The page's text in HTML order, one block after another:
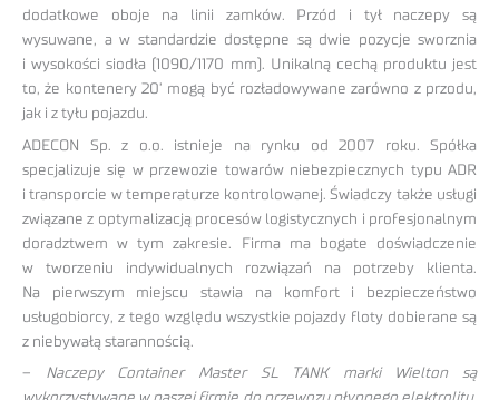
dodatkowe oboje na linii zamków. Przód i tył naczepy są
wysuwane, a w standardzie dostępne są dwie pozycje sworznia
i wysokości siodła (1090/1170 mm). Unikalną cechą produktu jest
to, że kontenery 20’ mogą być rozładowywane zarówno z przodu,
jak i z tyłu pojazdu.
ADECON Sp. z o.o. istnieje na rynku od 2007 roku. Spółka
specjalizuje się w przewozie towarów niebezpiecznych typu ADR
i transporcie w temperaturze kontrolowanej. Świadczy także usługi
związane z optymalizacją procesów logistycznych i profesjonalnym
doradztwem w tym zakresie. Firma ma bogate doświadczenie
w tworzeniu indywidualnych rozwiązań na potrzeby klienta.
Na pierwszym miejscu stawia na komfort i bezpieczeństwo
usługobiorcy, z tego względu wszystkie pojazdy floty dobierane są
z niebywałą starannością.
– Naczepy Container Master SL TANK marki Wielton są